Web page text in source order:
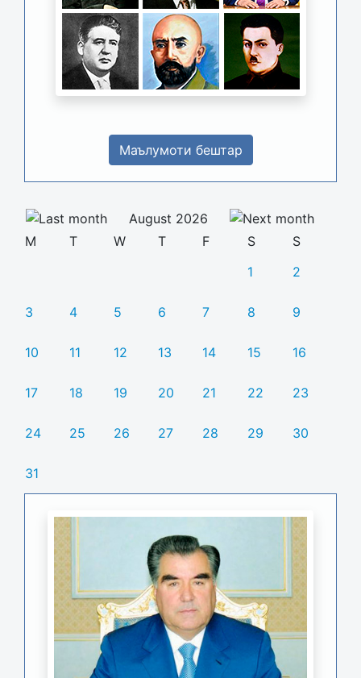
Маълумоти бештар
August 2026
M
T W T F S
S
1
2
3 4 5 6 7 8 9
10 11 12 13 14 15 16
17 18 19 20 21 22 23
24 25 26 27 28 29 30
31